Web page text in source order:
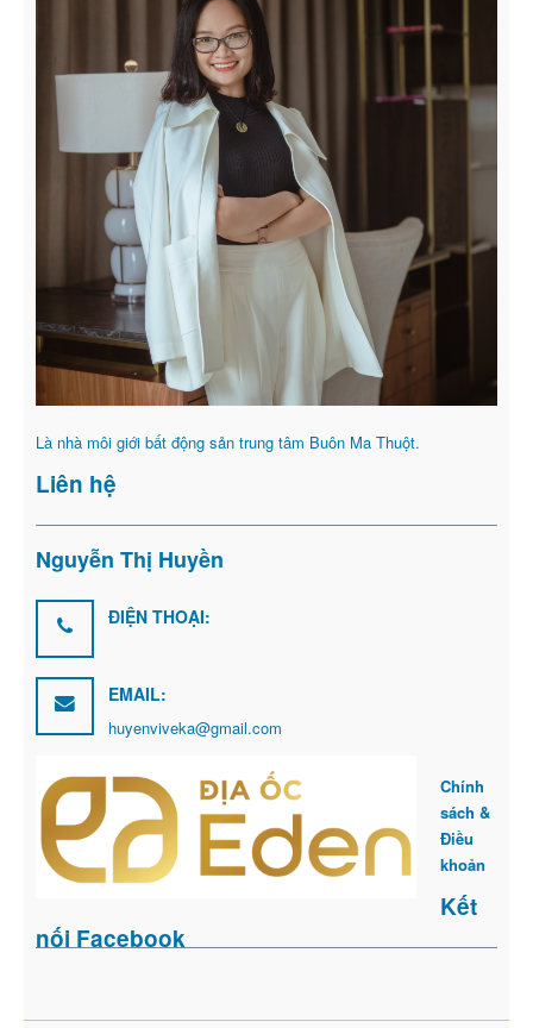
Là nhà môi giới bất động sản trung tâm Buôn Ma Thuột.
Liên hệ
Nguyễn Thị Huyền
ĐIỆN THOẠI:
EMAIL:
huyenviveka@gmail.com
Chính
sách &
Điều
khoản
Kết
nối Facebook